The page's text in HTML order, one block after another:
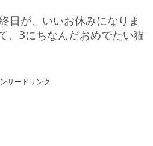
日が、いいお休みになりま
、3にちなんだおめでたい猫
サードリンク